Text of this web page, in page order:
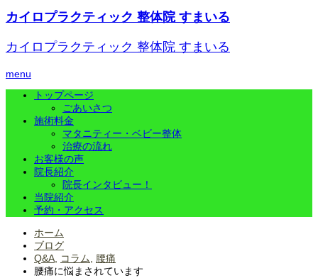
カイロプラクティック 整体院 すまいる
カイロプラクティック 整体院 すまいる
menu
トップページ
ごあいさつ
施術料金
マタニティー・ベビー整体
治療の流れ
お客様の声
院長紹介
院長インタビュー！
当院紹介
予約・アクセス
ホーム
ブログ
Q&A
コラム
腰痛
腰痛に悩まされています